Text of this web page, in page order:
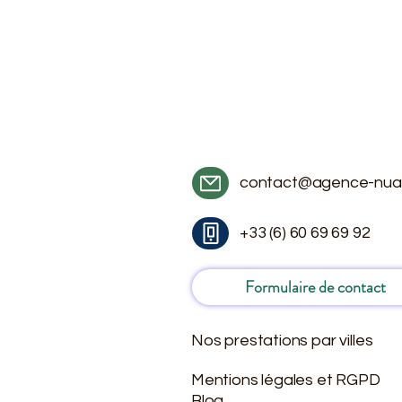
contact@agence-
+33 (6) 60 69 69 92
Formulaire de contact
Nos prestations par villes
Mentions légales et RGPD